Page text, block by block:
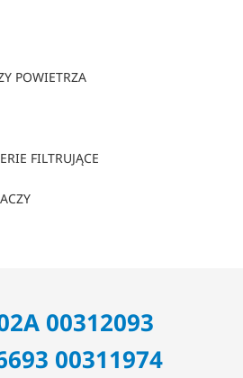
POWIETRZA
FILTRUJĄCE
00312093
00311974